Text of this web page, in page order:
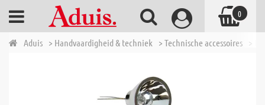
Aduis > Handvaardigheid & techniek > Technische accessoires >
0